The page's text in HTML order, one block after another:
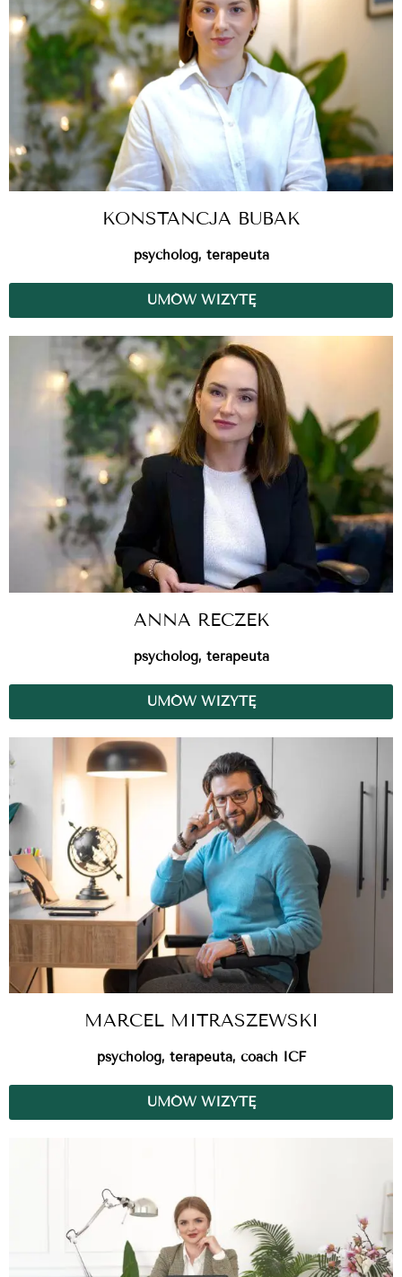
KONSTANCJA BUBAK
psycholog, terapeuta
UMÓW WIZYTĘ
ANNA RECZEK
psycholog, terapeuta
UMÓW WIZYTĘ
MARCEL MITRASZEWSKI
psycholog, terapeuta, coach ICF
UMÓW WIZYTĘ